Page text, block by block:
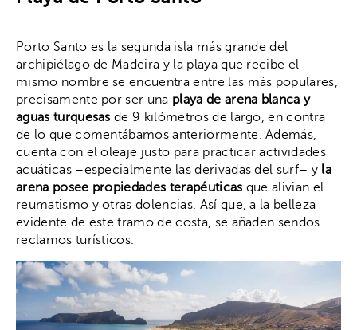
Porto Santo es la segunda isla más grande del
archipiélago de Madeira y la playa que recibe el
mismo nombre se encuentra entre las más populares,
precisamente por ser una playa de arena blanca y
aguas turquesas de 9 kilómetros de largo, en contra
de lo que comentábamos anteriormente. Además,
cuenta con el oleaje justo para practicar actividades
acuáticas –especialmente las derivadas del surf– y la
arena posee propiedades terapéuticas que alivian el
reumatismo y otras dolencias. Así que, a la belleza
evidente de este tramo de costa, se añaden sendos
reclamos turísticos.